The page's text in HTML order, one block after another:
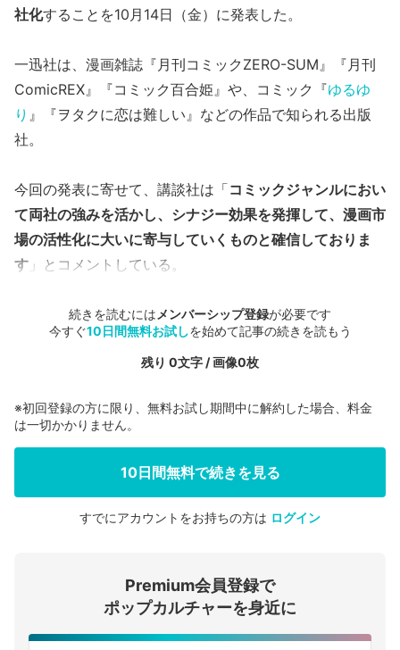
社化することを10月14日（金）に発表した。
一迅社は、漫画雑誌『月刊コミックZERO-SUM』『月刊
ComicREX』『コミック百合姫』や、コミック『ゆるゆ
り 』『ヲタクに恋は難しい』などの作品で知られる出版
社。
今回の発表に寄せて、講談社は「コミックジャンルにおい
て両社の強みを活かし、シナジー効果を発揮して、漫画市
場の活性化に大いに寄与していくものと確信しておりま
す 」とコメントしている。
続きを読むにはメンバーシップ登録が必要です
今すぐ10日間無料お試しを始めて記事の続きを読もう
残り 0文字 / 画像0枚
会員登録する
ログインする
※初回登録の方に限り、無料お試し期間中に解約した場合、料金
は一切かかりません。
10日間無料で続きを見る
すでにアカウントをお持ちの方は ログイン
Premium会員登録で
ポップカルチャーを身近に